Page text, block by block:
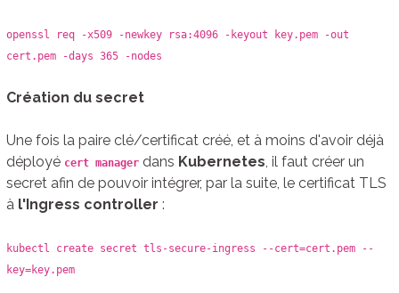
openssl req -x509 -newkey rsa:4096 -keyout key.pem -out
cert.pem -days 365 -nodes
Création du secret
Une fois la paire clé/certificat créé, et à moins d'avoir déjà
déployé cert manager dans Kubernetes , il faut créer un
secret afin de pouvoir intégrer, par la suite, le certificat TLS
à l'Ingress controller :
kubectl create secret tls-secure-ingress --cert=cert.pem --
key=key.pem